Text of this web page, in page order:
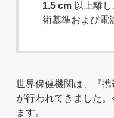
1.5 cm 以上離
術基準および電
世界保健機関は、『
が行われてきました
ます。